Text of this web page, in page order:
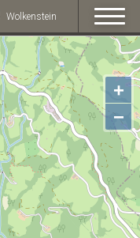
Wolkenstein
+
−